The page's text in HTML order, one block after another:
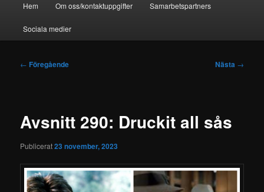
Hem Om oss/kontaktuppgifter Samarbetspartners
Sociala medier
Inläggsnavigering
← Föregående Nästa →
Avsnitt 290: Druckit all sås
Publicerat23 november, 2023